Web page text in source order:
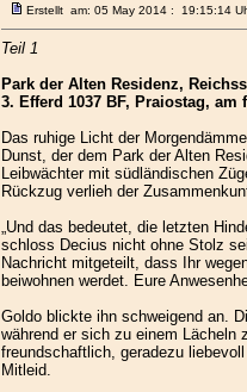
Erstellt am: 05 May 2014 : 19:15:14
Teil 1
Park der Alten Residenz,
3. Efferd 1037 BF, Praiostag, am
Das ruhige Licht der
Dunst, der dem Park der Alten
Leibwächter mit südländischen
Rückzug verlieh der
„Und das bedeutet, die letzten
schloss Decius nicht ohne Stolz
Nachricht mitgeteilt, dass Ihr
beiwohnen werdet. Eure
Goldo blickte ihn schweigend an.
während er sich zu einem Lächeln
freundschaftlich, geradezu
Mitleid.